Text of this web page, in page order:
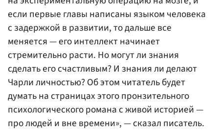
если первые главы написаны языком человека
с задержкой в развитии, то дальше все
меняется — его интеллект начинает
стремительно расти. Но могут ли знания
сделать его счастливым? И знания ли делают
Чарли личностью? Об этом читатель будет
думать на страницах этого пронзительного
психологического романа с живой историей —
про людей и вне времени», — сказал писатель.